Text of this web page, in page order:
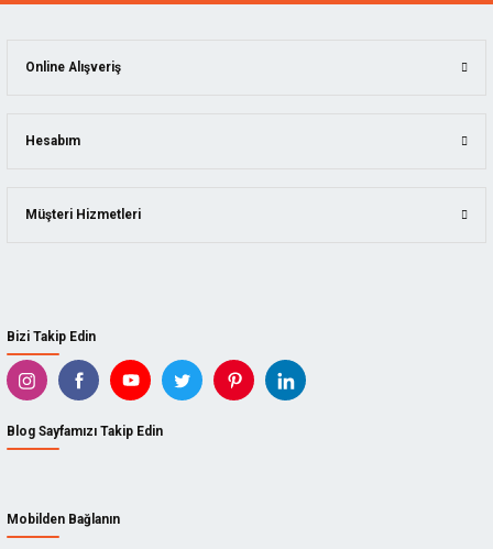
Bizi Takip Edin
Blog Sayfamızı Takip Edin
Mobilden Bağlanın
Online Alışveriş
Hesabım
Müşteri Hizmetleri